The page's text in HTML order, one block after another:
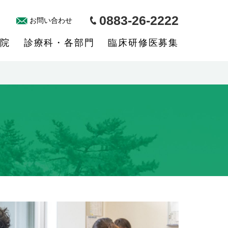
お問い合わせ 0883-26-2222
診療科・各部門 臨床研修医募集